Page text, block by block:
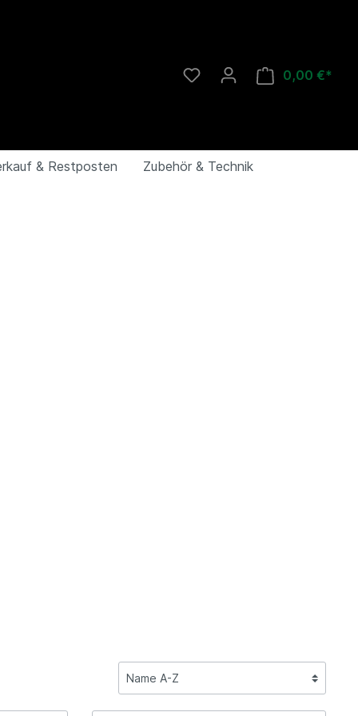
0,00 €*
& Restposten Zubehör & Technik